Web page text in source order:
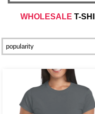
WHOLESALE T-